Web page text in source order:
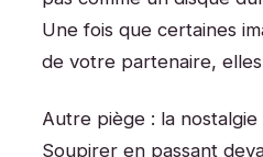
Une fois que certaines
de votre partenaire,
Autre piège : la nostalgie
Soupirer en passant